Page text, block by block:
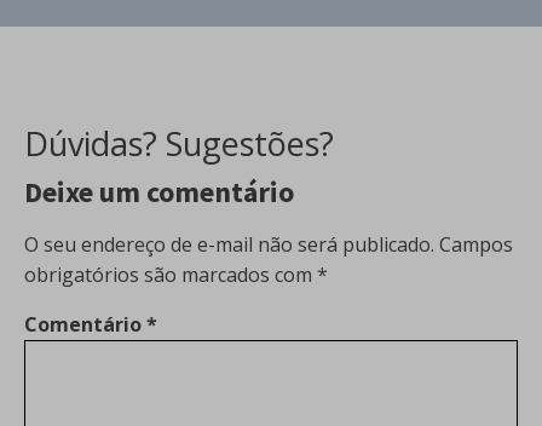
Dúvidas? Sugestões?
Deixe um comentário
O seu endereço de e-mail não será publicado. Campos
obrigatórios são marcados com *
Comentário*